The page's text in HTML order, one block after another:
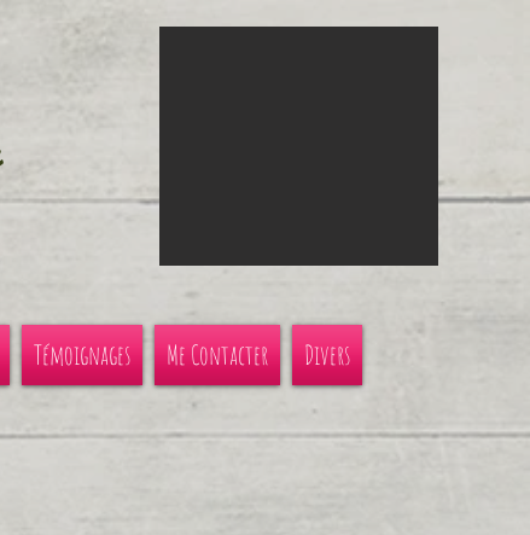
Témoignages Me Contacter Divers